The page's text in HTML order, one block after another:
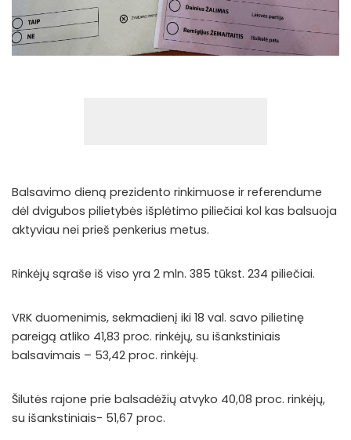
Balsavimo dieną prezidento rinkimuose ir referendume
dėl dvigubos pilietybės išplėtimo piliečiai kol kas balsuoja
aktyviau nei prieš penkerius metus.
Rinkėjų sąraše iš viso yra 2 mln. 385 tūkst. 234 piliečiai.
VRK duomenimis, sekmadienį iki 18 val. savo pilietinę
pareigą atliko 41,83 proc. rinkėjų, su išankstiniais
balsavimais – 53,42 proc. rinkėjų.
Šilutės rajone prie balsadėžių atvyko 40,08 proc. rinkėjų,
su išankstiniais- 51,67 proc.